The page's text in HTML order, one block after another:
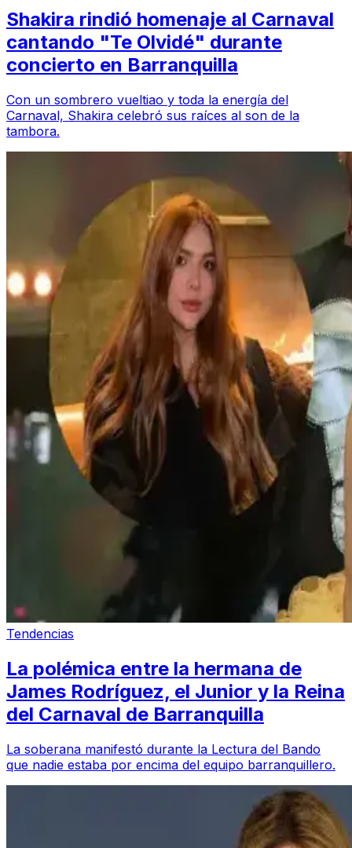
Shakira rindió homenaje al Carnaval
cantando "Te Olvidé" durante
concierto en Barranquilla
Con un sombrero vueltiao y toda la energía del
Carnaval, Shakira celebró sus raíces al son de la
tambora.
Tendencias
La polémica entre la hermana de
James Rodríguez, el Junior y la Reina
del Carnaval de Barranquilla
La soberana manifestó durante la Lectura del Bando
que nadie estaba por encima del equipo barranquillero.